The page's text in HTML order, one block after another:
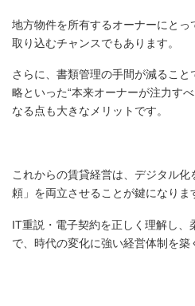
地方物件を所有するオーナーにと
取り込むチャンスでもあります。
さらに、書類管理の手間が減るこ
略といった“本来オーナーが注力す
なる点も大きなメリットです。
これからの賃貸経営は、デジタル
頼」を両立させることが鍵になりま
IT重説・電子契約を正しく理解し、
で、時代の変化に強い経営体制を築